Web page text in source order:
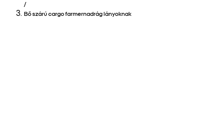
/
Bő szárú cargo farmernadrág lányoknak